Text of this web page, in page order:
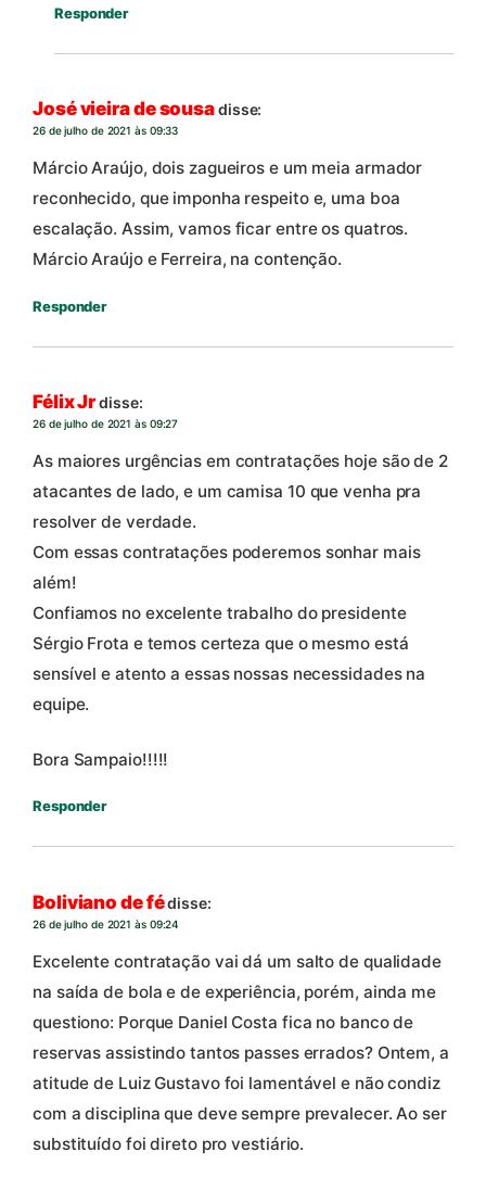
Responder
José vieira de sousadisse:
26 de julho de 2021 às 09:33
Márcio Araújo, dois zagueiros e um meia armador
reconhecido, que imponha respeito e, uma boa
escalação. Assim, vamos ficar entre os quatros.
Márcio Araújo e Ferreira, na contenção.
Responder
Félix Jrdisse:
26 de julho de 2021 às 09:27
As maiores urgências em contratações hoje são de 2
atacantes de lado, e um camisa 10 que venha pra
resolver de verdade.
Com essas contratações poderemos sonhar mais
além!
Confiamos no excelente trabalho do presidente
Sérgio Frota e temos certeza que o mesmo está
sensível e atento a essas nossas necessidades na
equipe.
Bora Sampaio!!!!!
Responder
Boliviano de fédisse:
26 de julho de 2021 às 09:24
Excelente contratação vai dá um salto de qualidade
na saída de bola e de experiência, porém, ainda me
questiono: Porque Daniel Costa fica no banco de
reservas assistindo tantos passes errados? Ontem, a
atitude de Luiz Gustavo foi lamentável e não condiz
com a disciplina que deve sempre prevalecer. Ao ser
substituído foi direto pro vestiário.